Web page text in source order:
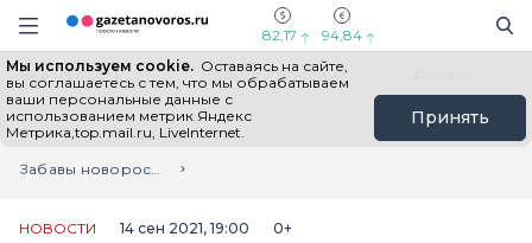
Информационный портал "ГазетаНоворос.ру"
Навигация сайта
82,17 94,84
Мы используем cookie. Оставаясь на сайте,
вы соглашаетесь с тем, что мы обрабатываем
ваши персональные данные с
использованием метрик Яндекс
Метрика,top.mail.ru, LiveInternet.
Принять
Все новости Новости России
Главная
Лента новостей
Забавы новороссийских гимназистов в Городском саду. Тогда и сейчас
НОВОСТИ 14 сен 2021, 19:00 0+